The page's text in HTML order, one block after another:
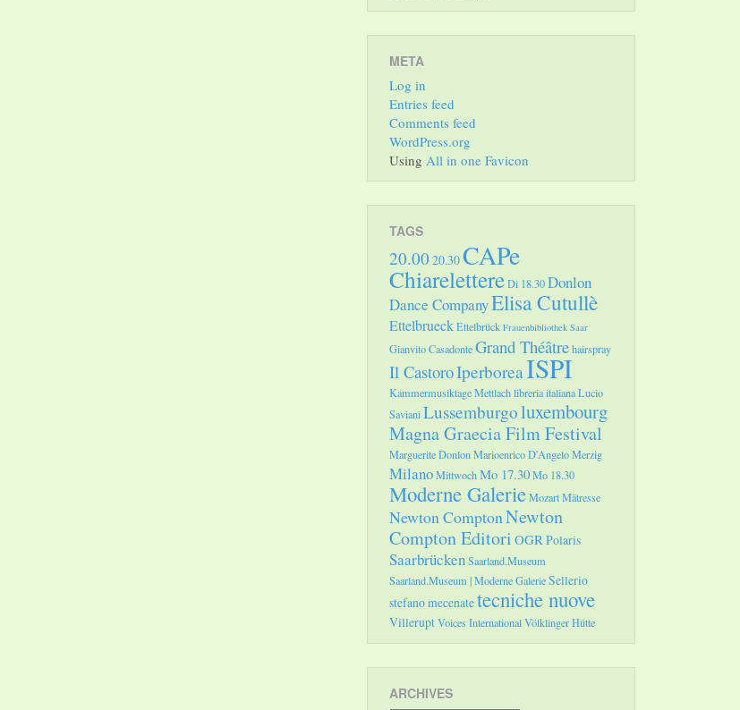
META
Log in
Entries feed
Comments feed
WordPress.org
Using All in one Favicon
TAGS
20.00 20.30CAPe
ChiarelettereDi 18.30Donlon
Dance CompanyElisa Cutullè
EttelbrueckEttelbrück Frauenbibliothek Saar
Gianvito CasadonteGrand Théâtrehairspray
Il CastoroIperboreaISPI
Kammermusiktage Mettlachlibreria italianaLucio
SavianiLussemburgoluxembourg
Magna Graecia Film Festival
Marguerite DonlonMarioenrico D'AngeloMerzig
MilanoMittwochMo 17.30Mo 18.30
Moderne GalerieMozartMätresse
Newton ComptonNewton
Compton Editori OGRPolaris
SaarbrückenSaarland.Museum
Saarland.Museum | Moderne GalerieSellerio
stefano mecenatetecniche nuove
VilleruptVoices InternationalVölklinger Hütte
ARCHIVES